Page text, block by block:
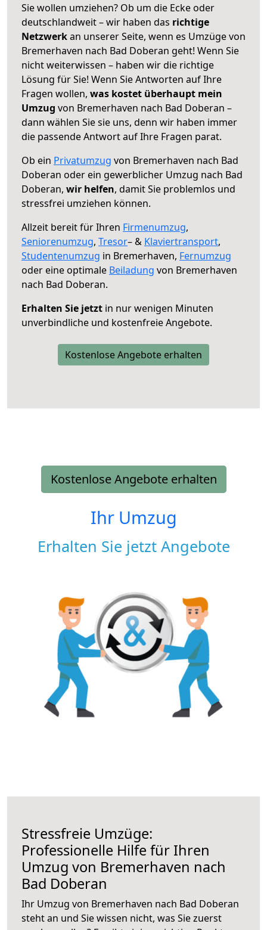
Sie wollen umziehen? Ob um die Ecke oder
deutschlandweit – wir haben das richtige
Netzwerkan unserer Seite, wenn es Umzüge von
Bremerhaven nach Bad Doberan geht! Wenn Sie
nicht weiterwissen – haben wir die richtige
Lösung für Sie! Wenn Sie Antworten auf Ihre
Fragen wollen, was kostet überhaupt mein
Umzug von Bremerhaven nach Bad Doberan –
dann wählen Sie sie uns, denn wir haben immer
die passende Antwort auf Ihre Fragen parat.
Ob ein Privatumzug von Bremerhaven nach Bad
Doberan oder ein gewerblicher Umzug nach Bad
Doberan, wir helfen, damit Sie problemlos und
stressfrei umziehen können.
Allzeit bereit für Ihren Firmenumzug,
Seniorenumzug, Tresor– & Klaviertransport,
Studentenumzug in Bremerhaven, Fernumzug
oder eine optimale Beiladung von Bremerhaven
nach Bad Doberan.
Erhalten Sie jetzt in nur wenigen Minuten
unverbindliche und kostenfreie Angebote.
Kostenlose Angebote erhalten
Kostenlose Angebote erhalten
Ihr Umzug
Erhalten Sie jetzt Angebote
Stressfreie Umzüge:
Professionelle Hilfe für Ihren
Umzug von Bremerhaven nach
Bad Doberan
Ihr Umzug von Bremerhaven nach Bad Doberan
steht an und Sie wissen nicht, was Sie zuerst